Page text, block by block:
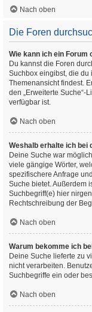
Nach oben
Die Foren
Wie kann ich ein Forum
Du kannst die Foren
Suchbox eingibst, die du
Themenansicht findest.
den „Erweiterte Suche“-
verfügbar ist.
Nach oben
Weshalb erhalte ich bei
Deine Suche war
viele gängige Wörter,
spezifischere Anfrage
Suche bietet. Außerdem
Suchbegriff(e) hier
Rechtschreibung der
Nach oben
Warum bekomme ich
Deine Suche lieferte zu
nicht verarbeiten.
Suchbegriffe ein oder
Nach oben